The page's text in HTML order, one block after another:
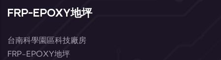
FRP-EPOXY地坪
台南科學園區科技廠房
FRP-EPOXY地坪